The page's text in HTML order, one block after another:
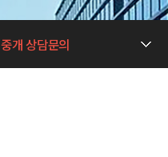
중개 상담문의